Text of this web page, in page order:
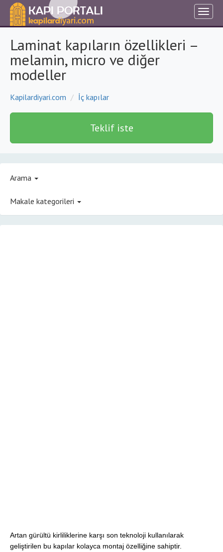
Laminat kapıların özellikleri –
melamin, micro ve diğer
modeller
Kapilardiyari.com İç kapılar
Teklif iste
Arama
Makale kategorileri
Artan gürültü kirliliklerine karşı son teknoloji kullanılarak
geliştirilen bu kapılar kolayca montaj özelliğine sahiptir.